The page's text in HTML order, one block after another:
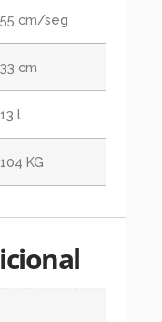
55 cm/seg
33 cm
13 l
104 KG